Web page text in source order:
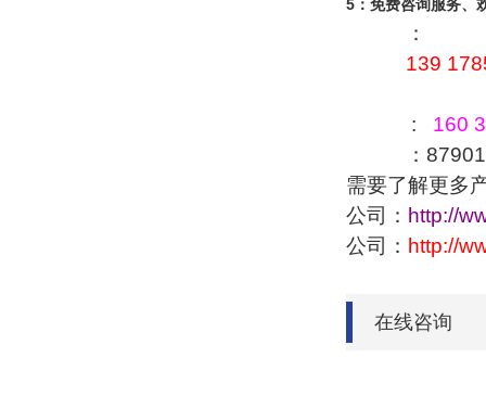
5 ：免费咨询服务、
：
139
: 160
：
需要了解更多
公司： http://
公司： http://
在线咨询